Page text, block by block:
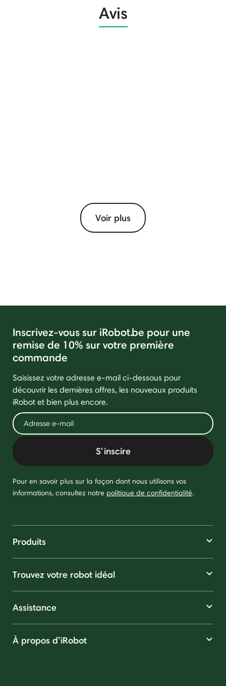
Avis
Voir plus
Inscrivez-vous sur iRobot.be pour une
remise de 10% sur votre première
commande
Saisissez votre adresse e-mail ci-dessous pour
découvrir les dernières offres, les nouveaux produits
iRobot et bien plus encore.
S'inscire
Pour en savoir plus sur la façon dont nous utilisons vos
informations, consultez notre politique de confidentialité.
Produits
Trouvez votre robot idéal
Assistance
À propos d’iRobot